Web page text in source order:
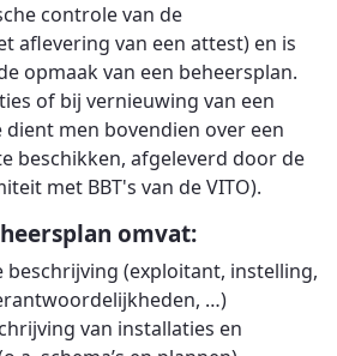
controle van de
aflevering van een attest) en is
opmaak van een beheersplan.
of bij vernieuwing van een
men bovendien over een
beschikken, afgeleverd door de
met BBT's van de VITO).
omvat:
(exploitant, instelling,
…)
van installaties en